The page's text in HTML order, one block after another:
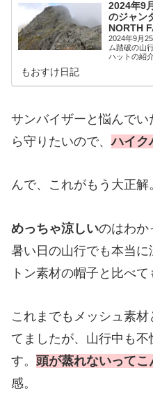
2024年9
のジャン
NORTH
2024年9月
ム踏破の山
ハットの紹
もおすけ日記
サンバイザーと悩んで
ら守りたいので、ハイク
んで、これがもう大正解
めっちゃ涼しいのはわか
暑い日の山行でも本当
トン素材の帽子と比べて
これまでもメッシュ素
てましたが、山行中も
す。 頭が蒸れないってこ
感。